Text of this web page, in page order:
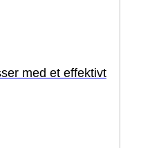
med et effektivt